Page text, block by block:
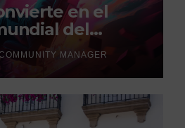
en el
del
celebración de
MANAGER